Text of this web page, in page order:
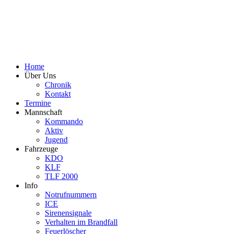
Home
Über Uns
Chronik
Kontakt
Termine
Mannschaft
Kommando
Aktiv
Jugend
Fahrzeuge
KDO
KLF
TLF 2000
Info
Notrufnummern
ICE
Sirenensignale
Verhalten im Brandfall
Feuerlöscher